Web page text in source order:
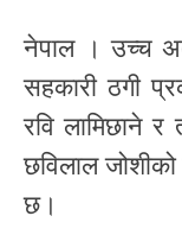
नेपाल । उच्च
सहकारी ठगी
रवि लामिछाने र
छविलाल
छ।